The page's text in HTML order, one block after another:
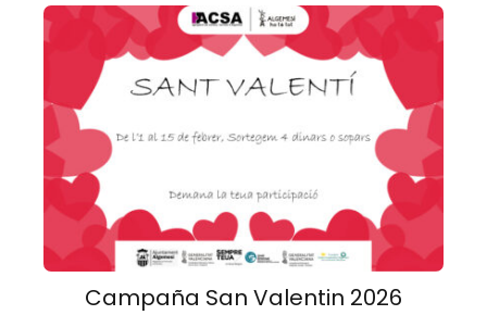
Campaña San Valentin 2026